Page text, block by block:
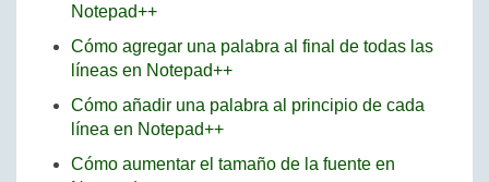
Notepad++
Cómo agregar una palabra al final de todas las
líneas en Notepad++
Cómo añadir una palabra al principio de cada
línea en Notepad++
Cómo aumentar el tamaño de la fuente en